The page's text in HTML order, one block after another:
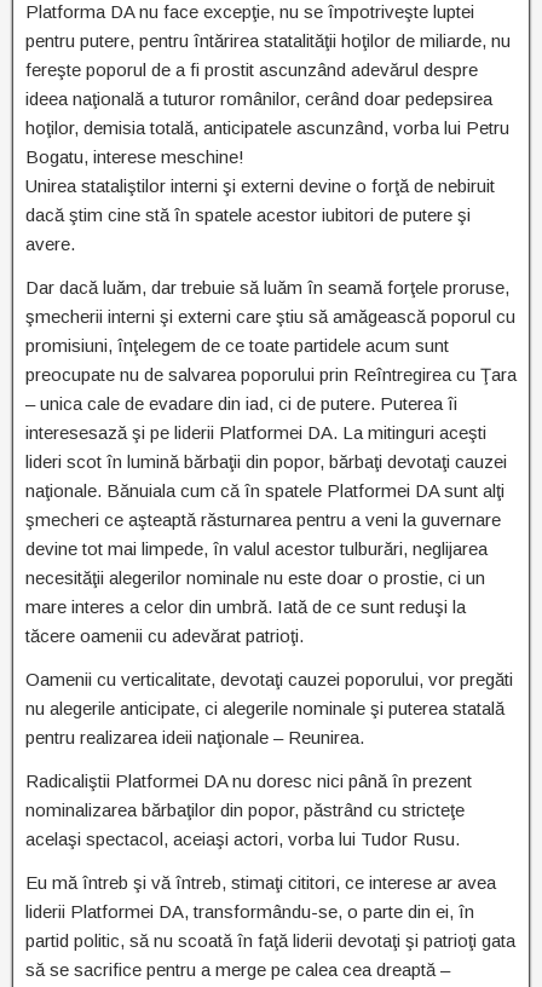
Platforma DA nu face excepţie, nu se împotriveşte luptei
pentru putere, pentru întărirea statalităţii hoţilor de miliarde, nu
fereşte poporul de a fi prostit ascunzând adevărul despre
ideea naţională a tuturor românilor, cerând doar pedepsirea
hoţilor, demisia totală, anticipatele ascunzând, vorba lui Petru
Bogatu, interese meschine!
Unirea stataliştilor interni şi externi devine o forţă de nebiruit
dacă ştim cine stă în spatele acestor iubitori de putere şi
avere.
Dar dacă luăm, dar trebuie să luăm în seamă forţele proruse,
şmecherii interni şi externi care ştiu să amăgească poporul cu
promisiuni, înţelegem de ce toate partidele acum sunt
preocupate nu de salvarea poporului prin Reîntregirea cu Ţara
– unica cale de evadare din iad, ci de putere. Puterea îi
interesesază şi pe liderii Platformei DA. La mitinguri aceşti
lideri scot în lumină bărbaţii din popor, bărbaţi devotaţi cauzei
naţionale. Bănuiala cum că în spatele Platformei DA sunt alţi
şmecheri ce aşteaptă răsturnarea pentru a veni la guvernare
devine tot mai limpede, în valul acestor tulburări, neglijarea
necesităţii alegerilor nominale nu este doar o prostie, ci un
mare interes a celor din umbră. Iată de ce sunt reduşi la
tăcere oamenii cu adevărat patrioţi.
Oamenii cu verticalitate, devotaţi cauzei poporului, vor pregăti
nu alegerile anticipate, ci alegerile nominale şi puterea statală
pentru realizarea ideii naţionale – Reunirea.
Radicaliştii Platformei DA nu doresc nici până în prezent
nominalizarea bărbaţilor din popor, păstrând cu stricteţe
acelaşi spectacol, aceiaşi actori, vorba lui Tudor Rusu.
Eu mă întreb şi vă întreb, stimaţi cititori, ce interese ar avea
liderii Platformei DA, transformându-se, o parte din ei, în
partid politic, să nu scoată în faţă liderii devotaţi şi patrioţi gata
să se sacrifice pentru a merge pe calea cea dreaptă –